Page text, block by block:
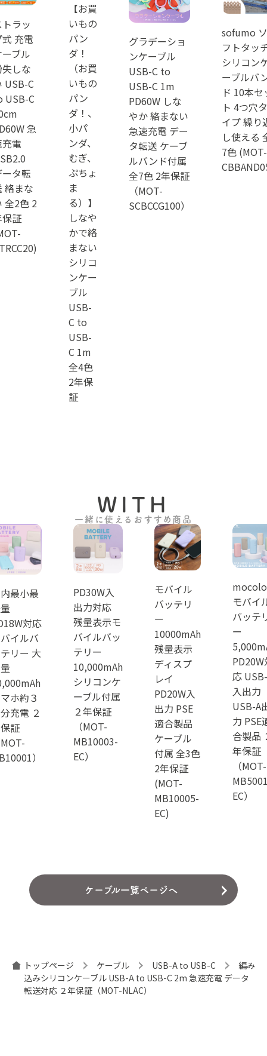
ラッ
充電
ブル
しな
USB-C
USB-C
急
電
タ転
絡まな
全2色 2
証
【お買
いもの
パン
ダ！
（お買
いもの
パン
ダ！、
小パ
ンダ、
むぎ、
ぷちょ
ま
る）】
しなや
かで絡
まない
シリコ
ンケー
ブル
USB-
C to
USB-
C 1m
全4色
2年保
証
グラデーショ
ンケーブル
USB-C to
USB-C 1m
PD60W しな
やか 絡まない
急速充電 デー
タ転送 ケーブ
ルバンド付属
全7色 2年保証
（MOT-
SCBCCG100）
sofumo ソ
フトタッ
シリコン
ーブルバ
ド 10本セ
ト 4つ穴タ
イプ 繰り
し使える
7色 (MOT-
WITH
一緒に使えるおすすめ商品
最小最
対応
イルバ
リー 大
ホ約３
充電 ２
証
）
PD30W入
出力対応
残量表示モ
バイルバッ
テリー
10,000mAh
シリコンケ
ーブル付属
２年保証
（MOT-
MB10003-
EC）
モバイル
バッテリ
ー
10000mAh
残量表示
ディスプ
レイ
PD20W入
出力 PSE
適合製品
ケーブル
付属 全3色
2年保証
(MOT-
MB10005-
EC)
モバイ
バッテ
ー
PD20W
応
入出力
USB-A
力 PSE
合製品
年保証
（MOT-
EC）
ケーブル一覧ページへ
トップページ ケーブル USB-A to USB-C
編み
込みシリコンケーブル USB-A to USB-C 2m 急速充電 データ
転送対応 ２年保証（MOT-NLAC）